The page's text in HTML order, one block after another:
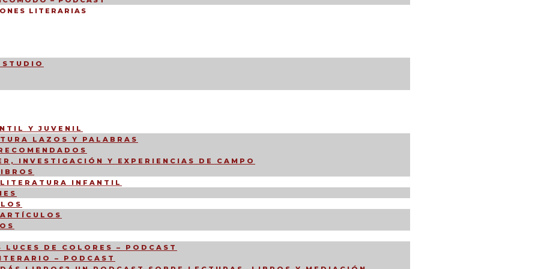
LITERARIAS
Y JUVENIL
LAZOS Y PALABRAS
INVESTIGACIÓN Y EXPERIENCIAS DE CAMPO
INFANTIL
LUCES DE COLORES – PODCAST
– PODCAST